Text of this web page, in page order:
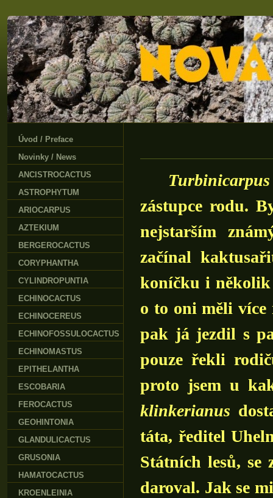
Turbinicarpus
zástupce rodu.
nejstarším
začínal
koníčku i několik
o to oni měli více
pak já jezdil s
pouze řekli
proto jsem u
klinkerianus
táta, ředitel
Státních lesů,
daroval. Jak se
Úvod / Preface
Novinky / News
ANCISTROCACTUS
ASTROPHYTUM
ARIOCARPUS
AZTEKIUM
BERGEROCACTUS
CORYPHANTHA
CYLINDROPUNTIA
ECHINOCACTUS
ECHINOCEREUS
ECHINOFOSSULOCACTUS
ECHINOMASTUS
EPITHELANTHA
ESCOBARIA
FEROCACTUS
GEOHINTONIA
GLANDULICACTUS
GRUSONIA
HAMATOCACTUS
KROENLEINIA